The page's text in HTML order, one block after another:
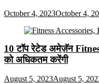
October 4, 2023October 4,
10 टॉप रेटेड अमेज़ॅन
को अधिकतम करेंगी
August 5, 2023August 5,